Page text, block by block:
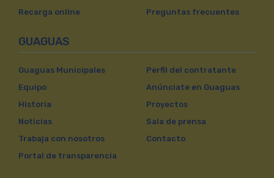
Recarga online
Preguntas frecuentes
GUAGUAS
Guaguas Municipales
Equipo
Historia
Noticias
Trabaja con nosotros
Portal de transparencia
Perfil del contratante
Anúnciate en Guaguas
Proyectos
Sala de prensa
Contacto